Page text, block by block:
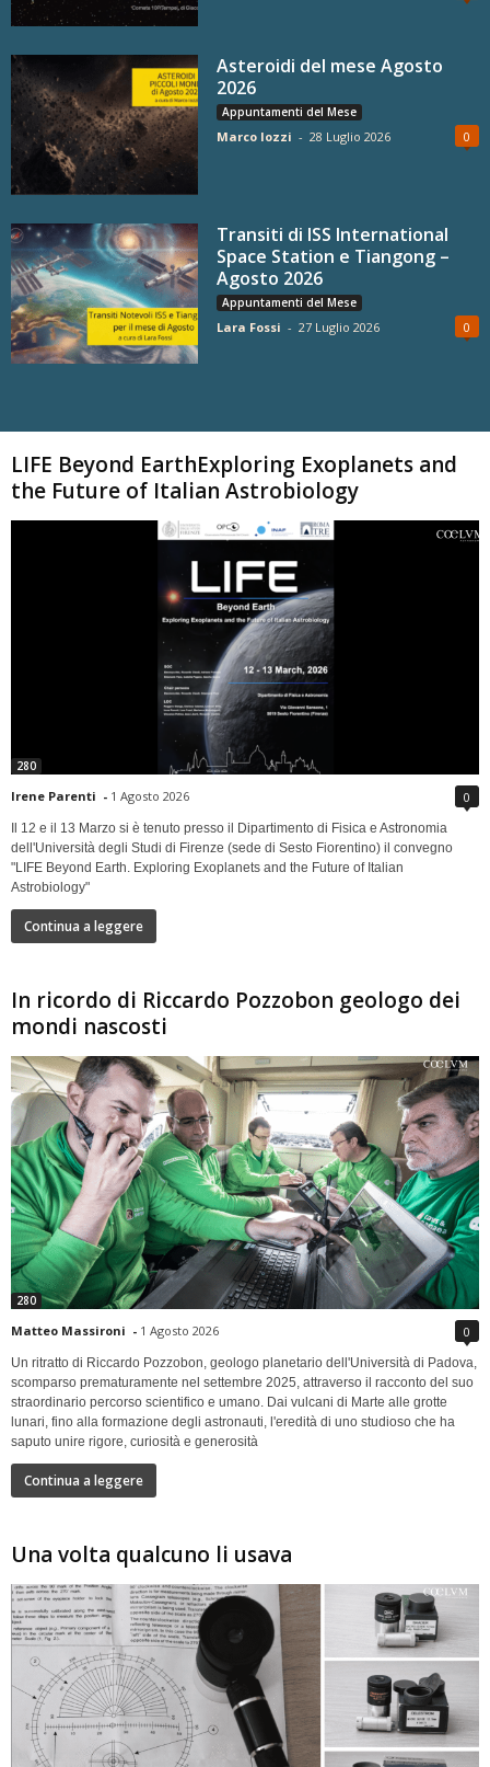
Asteroidi del mese Agosto
2026
Appuntamenti del Mese
Marco Iozzi - 28 Luglio 2026 0
Transiti di ISS International
Space Station e Tiangong –
Agosto 2026
Appuntamenti del Mese
Lara Fossi - 27 Luglio 2026 0
LIFE Beyond EarthExploring Exoplanets and
the Future of Italian Astrobiology
280
Irene Parenti - 1 Agosto 2026 0
Il 12 e il 13 Marzo si è tenuto presso il Dipartimento di Fisica e Astronomia
dell'Università degli Studi di Firenze (sede di Sesto Fiorentino) il convegno
"LIFE Beyond Earth. Exploring Exoplanets and the Future of Italian
Astrobiology"
Continua a leggere
In ricordo di Riccardo Pozzobon geologo dei
mondi nascosti
280
Matteo Massironi - 1 Agosto 2026 0
Un ritratto di Riccardo Pozzobon, geologo planetario dell'Università di Padova,
scomparso prematuramente nel settembre 2025, attraverso il racconto del suo
straordinario percorso scientifico e umano. Dai vulcani di Marte alle grotte
lunari, fino alla formazione degli astronauti, l'eredità di uno studioso che ha
saputo unire rigore, curiosità e generosità
Continua a leggere
Una volta qualcuno li usava